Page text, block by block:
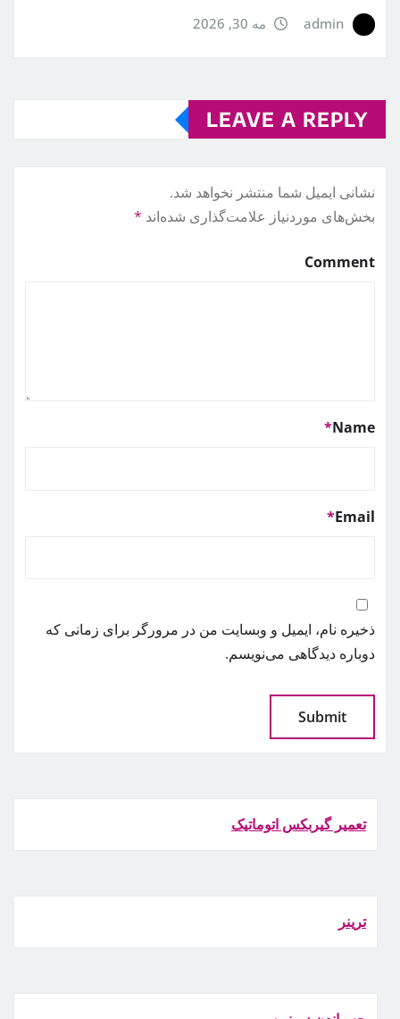
admin مه 30, 2026
LEAVE A REPLY
نشانی ایمیل شما منتشر نخواهد شد.
بخش‌های موردنیاز علامت‌گذاری شده‌اند *
Comment
Name
*
Email
*
ذخیره نام، ایمیل و وبسایت من در مرورگر برای زمانی که
دوباره دیدگاهی می‌نویسم.
تعمیر گیربکس اتوماتیک
ترينر